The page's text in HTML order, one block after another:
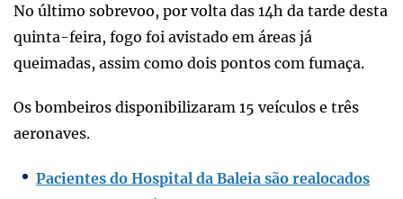
No último sobrevoo, por volta das 14h da tarde desta
quinta-feira, fogo foi avistado em áreas já
queimadas, assim como dois pontos com fumaça.
Os bombeiros disponibilizaram 15 veículos e três
aeronaves.
Pacientes do Hospital da Baleia são realocados